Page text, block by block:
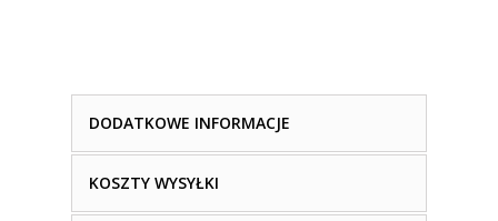
DODATKOWE INFORMACJE
KOSZTY WYSYŁKI